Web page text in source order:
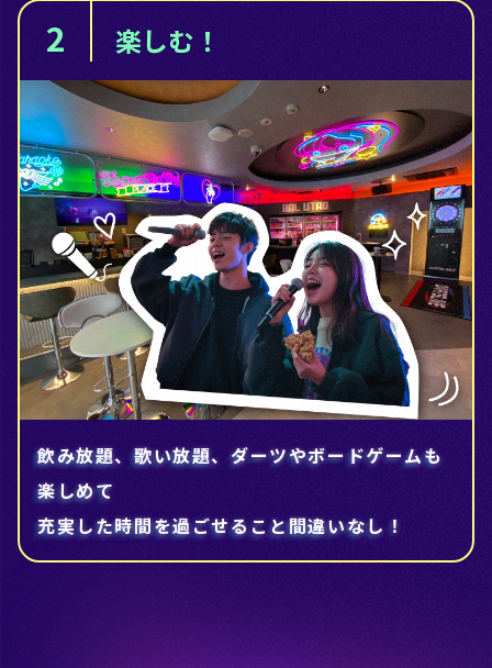
2 楽しむ！
飲み放題、歌い放題、ダーツやボードゲームも
楽しめて
充実した時間を過ごせること間違いなし！